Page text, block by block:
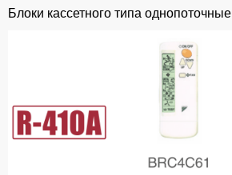
Блоки кассетного типа однопоточные